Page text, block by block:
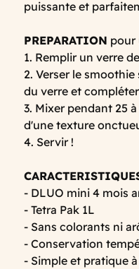
puissante et
PREPARATION pour
1. Remplir un verre
2. Verser le
du verre et
3. Mixer pendant 25
d'une texture
4. Servir !
- DLUO mini 4 mois
- Tetra Pak 1L
- Sans colorants ni
- Conservation
- Simple et pratique